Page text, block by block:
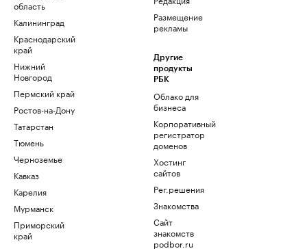
область
Калининград
Краснодарский
край
Нижний
Новгород
Пермский край
Ростов-на-Дону
Татарстан
Тюмень
Черноземье
Кавказ
Карелия
Мурманск
Приморский
край
Размещение
рекламы
Другие
продукты
РБК
Облако для
бизнеса
Корпоративный
регистратор
доменов
Хостинг
сайтов
Рег.решения
Знакомства
Сайт
знакомств
podbor.ru